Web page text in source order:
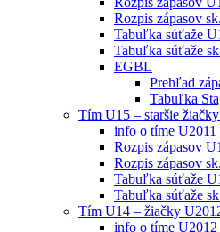
Rozpis zápasov
Tabuľka súťaže
Tabuľka súťaže
EGBL
Prehľad
Tabuľka
Tím U15 – staršie
info o tíme U2011
Rozpis zápasov
Rozpis zápasov
Tabuľka súťaže
Tabuľka súťaže
Tím U14 – žiačky
info o tíme U2012